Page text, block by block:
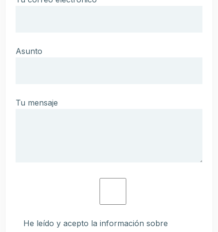
Asunto
Tu mensaje
He leído y acepto la información sobre